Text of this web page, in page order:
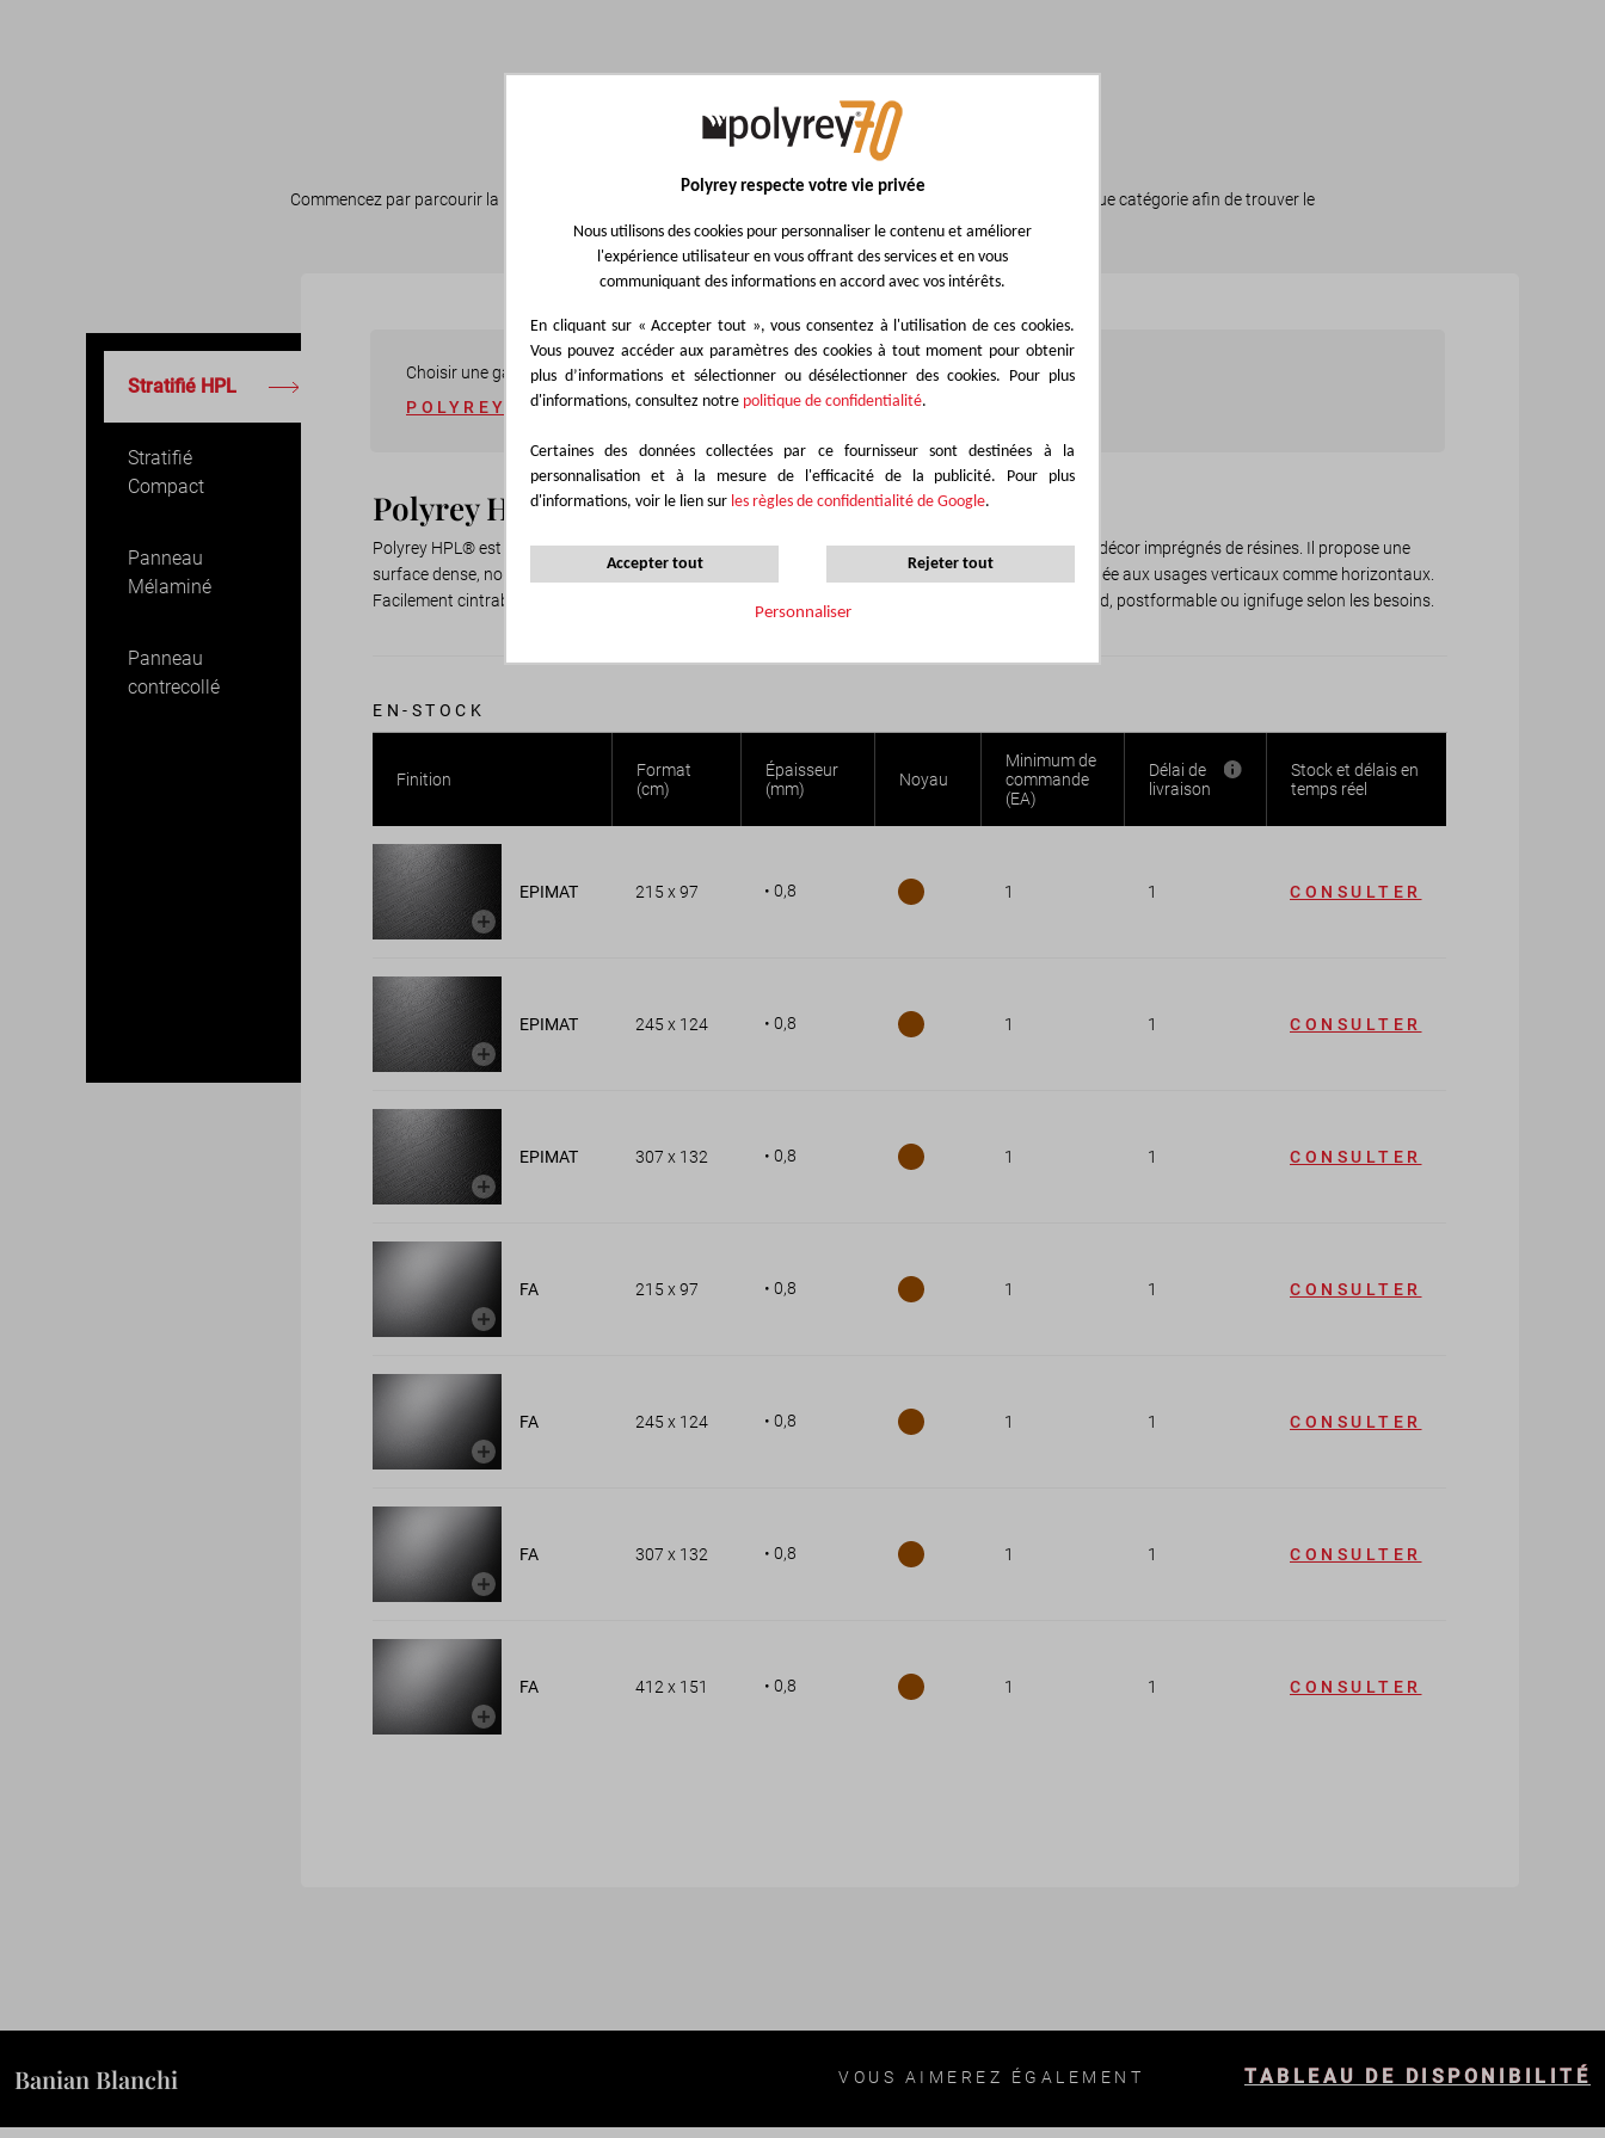
Polyrey respecte votre vie privée
Nous utilisons des cookies pour personnaliser le contenu et améliorer
l'expérience utilisateur en vous offrant des services et en vous
communiquant des informations en accord avec vos intérêts.
En cliquant sur « Accepter tout », vous consentez à l'utilisation de ces cookies.
Vous pouvez accéder aux paramètres des cookies à tout moment pour obtenir
plus d’informations et sélectionner ou désélectionner des cookies. Pour plus
d'informations, consultez notre politique de confidentialité.
Certaines des données collectées par ce fournisseur sont destinées à la
personnalisation et à la mesure de l'efficacité de la publicité. Pour plus
d'informations, voir le lien sur les règles de confidentialité de Google.
Accepter tout Rejeter tout
Personnaliser
Tableau de disponibilité
Ce décor est disponible dans une large gamme de produits stratifiés.
Commencez par parcourir la liste des produits à gauche, puis explorez les différentes gammes au sein de chaque catégorie afin de trouver le
design qui convient le mieux à votre projet.
Stratifié HPL
Stratifié
Compact
Panneau
Mélaminé
Panneau
contrecollé
Choisir une gamme
POLYREY HPL®
Polyrey HPL®
Polyrey HPL® est un stratifié décoratif haute pression, composé de couches de papier kraft et d’un décor imprégnés de résines. Il propose une
surface dense, non poreuse,antibactérienne, résistante aux rayures, chocs, taches et chaleur, adaptée aux usages verticaux comme horizontaux.
Facilement cintrable, il est disponible en plusieurs formats et épaisseurs, il existe en version standard, postformable ou ignifuge selon les besoins.
EN-STOCK
Finition
Format
(cm)
Épaisseur
(mm)
Noyau
Minimum de
commande
(EA)
Délai de
livraison
Stock et délais en
temps réel
EPIMAT 215 x 97 • 0,8 1 1 CONSULTER
EPIMAT 245 x 124 • 0,8 1 1 CONSULTER
EPIMAT 307 x 132 • 0,8 1 1 CONSULTER
FA 215 x 97 • 0,8 1 1 CONSULTER
FA 245 x 124 • 0,8 1 1 CONSULTER
FA 307 x 132 • 0,8 1 1 CONSULTER
FA 412 x 151 • 0,8 1 1 CONSULTER
Banian Blanchi VOUS AIMEREZ ÉGALEMENT TABLEAU DE DISPONIBILITÉ